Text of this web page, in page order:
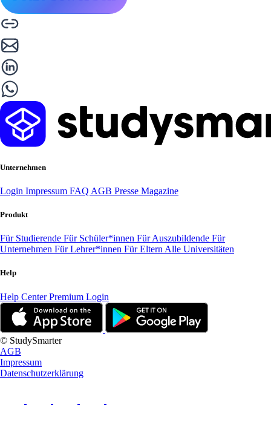
Unternehmen
Login Impressum FAQ AGB Presse Magazine
Produkt
Für Studierende Für Schüler*innen Für Auszubildende Für
Unternehmen Für Lehrer*innen Für Eltern Alle Universitäten
Help
Help CenterPremium Login
© StudySmarter
AGB
Impressum
Datenschutzerklärung